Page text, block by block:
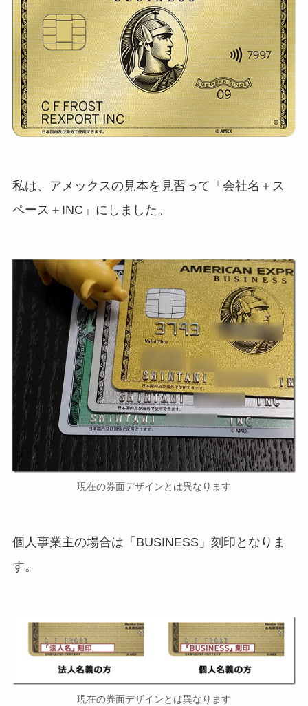
私は、アメックスの見本を見習って「会社名＋ス
ペース＋INC」にしました。
現在の券面デザインとは異なります
個人事業主の場合は「BUSINESS」刻印となりま
す。
現在の券面デザインとは異なります